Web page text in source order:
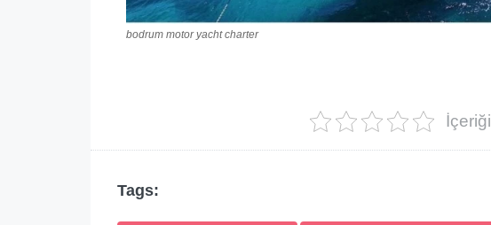
bodrum motor yacht charter
Tags: